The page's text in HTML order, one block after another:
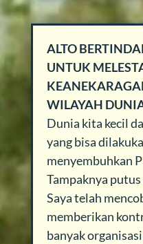
ALTO
UNTUK
WILAYAH
Dunia kita kecil
yang bisa
menyembuhkan
Tampaknya putus
Saya telah
memberikan
banyak